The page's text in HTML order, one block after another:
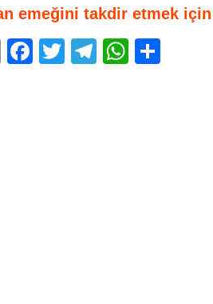
emeğini takdir etmek için
E
F
T
T
W